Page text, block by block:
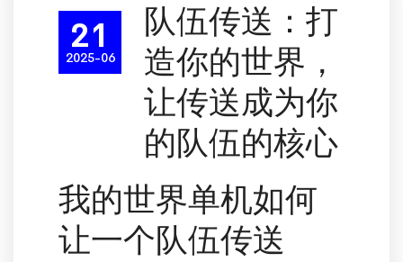
21
2025-06
队伍传送：打
造你的世界，
让传送成为你
的队伍的核心
我的世界单机如何
让一个队伍传送